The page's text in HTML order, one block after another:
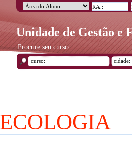
Unidade de Gestão e
Procure seu curso: